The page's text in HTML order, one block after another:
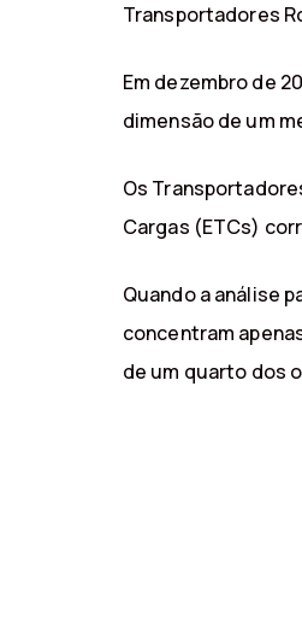
Transportadores
Em dezembro de
dimensão de um
Os
Cargas (ETCs)
Quando a análise
concentram
de um quarto dos